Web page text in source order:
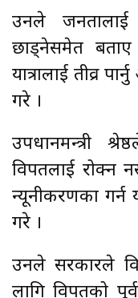
उनले जनतालाई
छाड्नेसमेत
यात्रालाई तीव्र
गरे ।
उपप्रधानमन्त्री
विपतलाई रोक्न
न्यूनीकरणका गर्न
गरे ।
उनले सरकारले
लागि विपतको